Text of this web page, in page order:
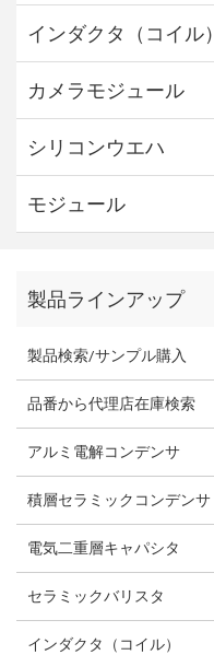
インダクタ（コイル）
カメラモジュール
シリコンウエハ
モジュール
製品ラインアップ
製品検索/サンプル購入
品番から代理店在庫検索
アルミ電解コンデンサ
積層セラミックコンデンサ
電気二重層キャパシタ
セラミックバリスタ
インダクタ（コイル）